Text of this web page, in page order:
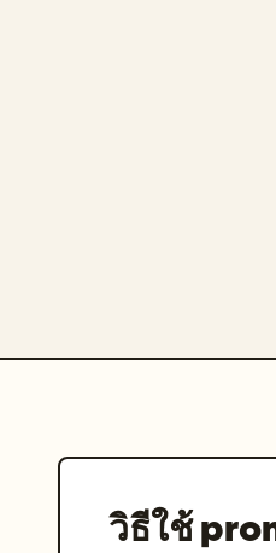
วิธีใช้